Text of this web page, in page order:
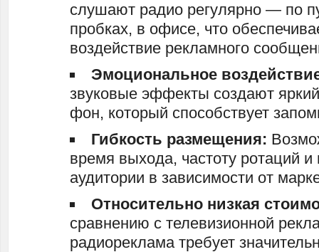
слушают радио регулярно — по
пробках, в офисе, что
воздействие рекламного
Эмоциональное
звуковые эффекты создают
фон, который способствует
Гибкость размещения:
время выхода, частоту ротаций
аудитории в зависимости от
Относительно низкая
сравнению с телевизионной
радиореклама требует